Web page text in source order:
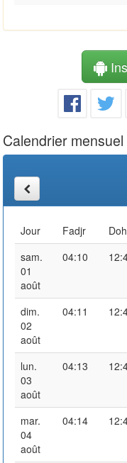
Calendrier mensuel
Jour Fadjr
sam.
01
août
04:10
dim.
02
août
04:11
lun.
03
août
04:13
mar.
04
août
04:14